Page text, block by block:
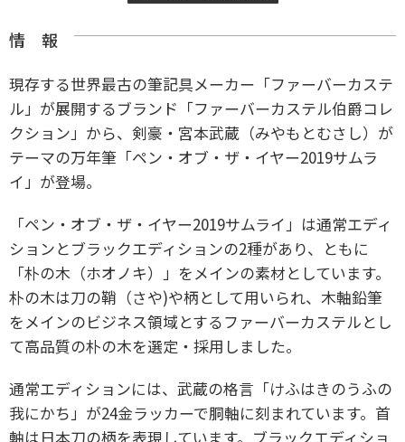
情 報
現存する世界最古の筆記具メーカー「ファーバーカステ
ル」が展開するブランド「ファーバーカステル伯爵コレ
クション」から、剣豪・宮本武蔵（みやもとむさし）が
テーマの万年筆「ペン・オブ・ザ・イヤー2019サムラ
イ」が登場。
「ペン・オブ・ザ・イヤー2019サムライ」は通常エディ
ションとブラックエディションの2種があり、ともに
「朴の木（ホオノキ）」をメインの素材としています。
朴の木は刀の鞘（さや)や柄として用いられ、木軸鉛筆
をメインのビジネス領域とするファーバーカステルとし
て高品質の朴の木を選定・採用しました。
通常エディションには、武蔵の格言「けふはきのうふの
我にかち」が24金ラッカーで胴軸に刻まれています。首
軸は日本刀の柄を表現しています。ブラックエディショ